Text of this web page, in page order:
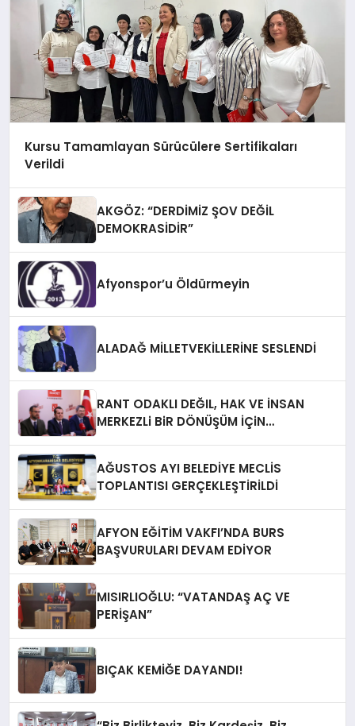
Kursu Tamamlayan Sürücülere Sertifikaları
Verildi
AKGÖZ: “DERDİMİZ ŞOV DEĞİL
DEMOKRASİDİR”
Afyonspor’u Öldürmeyin
ALADAĞ MİLLETVEKİLLERİNE SESLENDİ
RANT ODAKLI DEĞIL, HAK VE İNSAN
MERKEZLi BiR DÖNÜŞÜM İÇiN
AĞUSTOS AYI BELEDİYE MECLİS
TOPLANTISI GERÇEKLEŞTİRİLDİ
AFYON EĞİTİM VAKFI’NDA BURS
BAŞVURULARI DEVAM EDİYOR
MISIRLIOĞLU: “VATANDAŞ AÇ VE
PERİŞAN”
BIÇAK KEMİĞE DAYANDI!